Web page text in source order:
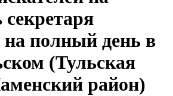
на полный день в
(Тульская
район)